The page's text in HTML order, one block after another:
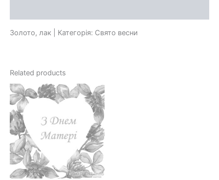
Золото, лак | Категорія: Свято весни
Related products